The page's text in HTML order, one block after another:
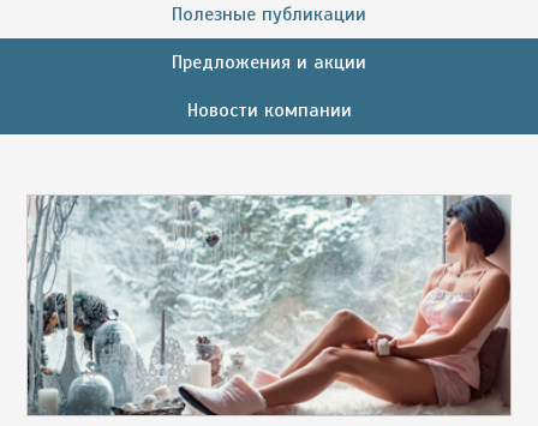
Полезные публикации
Предложения и акции
Новости компании